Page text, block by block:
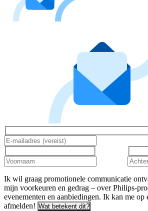
Ik wil graag promotionele communicatie
mijn voorkeuren en gedrag – over Philips-
evenementen en aanbiedingen. Ik kan me
afmelden! Wat betekent dit?